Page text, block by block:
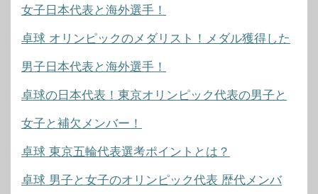
女子日本代表と海外選手！
卓球 オリンピックのメダリスト！メダル獲得した
男子日本代表と海外選手！
卓球の日本代表！東京オリンピック代表の男子と
女子と補欠メンバー！
卓球 東京五輪代表選考ポイントとは？
卓球 男子と女子のオリンピック代表 歴代メンバ